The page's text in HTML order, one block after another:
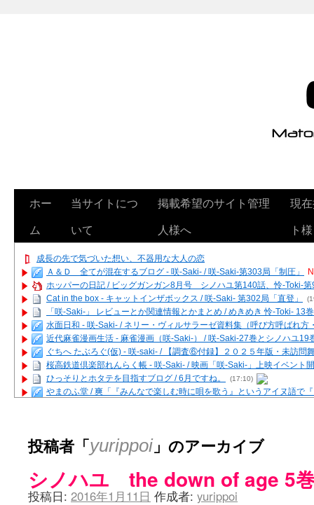
ホー
ム
当サイトにつ
いて
掲載希望のサイト管理
人様へ
現
ト様
成長の先で気づいた想い、不器用な大人の恋
Ａ＆Ｄ 全てが混在するブログ - 咲-Saki- / 咲-Saki-第303局「制圧」
ホッパーの日記 / ビッグガンガン8月号 シノハユ第140話、怜-Toki-第
Cat in the box - キャットインザボックス / 咲-Saki- 第302局「直登」
「咲-Saki-」 レビューとか関連情報とかまとめ / めきめき 怜-Toki- 13
水面日和 - 咲-Saki- / ネリー・ヴィルサラーゼ資料集（呼び方呼ばれ方
近代麻雀漫画生活 - 麻雀漫画（咲-Saki-） / 咲-Saki-27巻とシノハユ
ぐちへ たぶろぐ(仮) - 咲-saki- / 【調査⑥付録】２０２５年版・未訪問
桜高鉄道倶楽部れんらく帳 - 咲-Saki- / 映画「咲-Saki-」上映イベント
ひっそりとホタテを目指すブログ / 6月ですね。
(17:10)
やまのふ堂 / 爽「『みんなで楽しむ時に唄を歌う』というアイヌ語で
咲クラ女子 - 咲-Saki- / 姫松の上重漫ちゃんと演じている伊達朱里紗さ
咲スファクション☆タウン - 咲-Saki- / 雀魂咲コラボ！ ガチャ＆キャ
咲ミダレ - 咲-saki- / MJ第14回咲CUP 咲なま他
(11:53)
はやりの如く☆ - 咲-saki- / 悪いこと【SS】 (06:42)
麻雀雑記あれこれ - 咲 -Saki- / 咲-Saki-キャラが台湾麻雀を打ったらど
投稿者「yurippoi」のアーカイブ
シノハユ the down of age 5
投稿日: 2016年1月11日 作成者: yurippoi